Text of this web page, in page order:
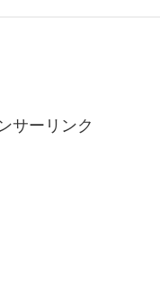
サーリンク